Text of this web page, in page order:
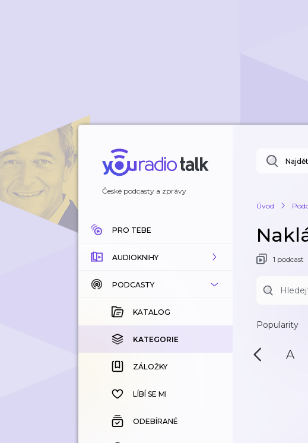
České podcasty a zprávy
PRO TEBE
AUDIOKNIHY
KATALOG
KOUPENÉ
KATEGORIE
ZÁLOŽKY
HISTORIE
PODCASTY
KATALOG
KATEGORIE
ZÁLOŽKY
LÍBÍ SE MI
ODEBÍRANÉ
Úvod
1 podcast
Popularity
A